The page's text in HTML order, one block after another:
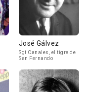
José Gálvez
Sgt Canales, el tigre de
San Fernando